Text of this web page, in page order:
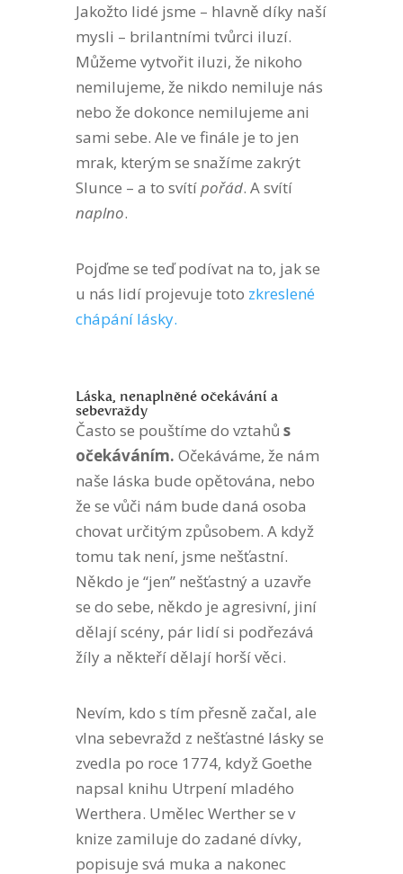
Jakožto lidé jsme – hlavně díky naší
mysli – brilantními tvůrci iluzí.
Můžeme vytvořit iluzi, že nikoho
nemilujeme, že nikdo nemiluje nás
nebo že dokonce nemilujeme ani
sami sebe. Ale ve finále je to jen
mrak, kterým se snažíme zakrýt
Slunce – a to svítípořád. A svítí
naplno.
Pojďme se teď podívat na to, jak se
u nás lidí projevuje toto zkreslené
chápání lásky.
Láska, nenaplněné očekávání a
sebevraždy
Často se pouštíme do vztahů s
očekáváním. Očekáváme, že nám
naše láska bude opětována, nebo
že se vůči nám bude daná osoba
chovat určitým způsobem. A když
tomu tak není, jsme nešťastní.
Někdo je “jen” nešťastný a uzavře
se do sebe, někdo je agresivní, jiní
dělají scény, pár lidí si podřezává
žíly a někteří dělají horší věci.
Nevím, kdo s tím přesně začal, ale
vlna sebevražd z nešťastné lásky se
zvedla po roce 1774, když Goethe
napsal knihu Utrpení mladého
Werthera. Umělec Werther se v
knize zamiluje do zadané dívky,
popisuje svá muka a nakonec